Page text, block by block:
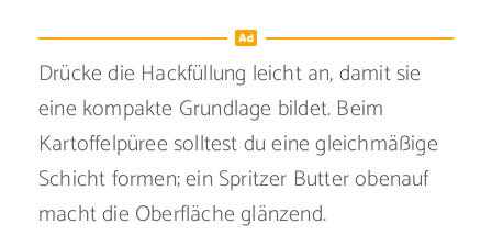
Drücke die Hackfüllung leicht an, damit sie
eine kompakte Grundlage bildet. Beim
Kartoffelpüree solltest du eine gleichmäßige
Schicht formen; ein Spritzer Butter obenauf
macht die Oberfläche glänzend.